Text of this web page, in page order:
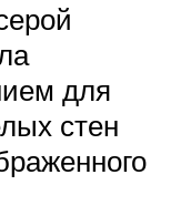
для
стен